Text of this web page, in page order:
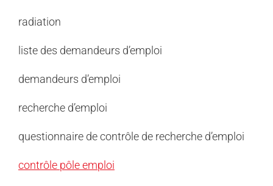
radiation
liste des demandeurs d’emploi
demandeurs d’emploi
recherche d’emploi
questionnaire decontrôle de recherche d’emploi
contrôle pôle emploi